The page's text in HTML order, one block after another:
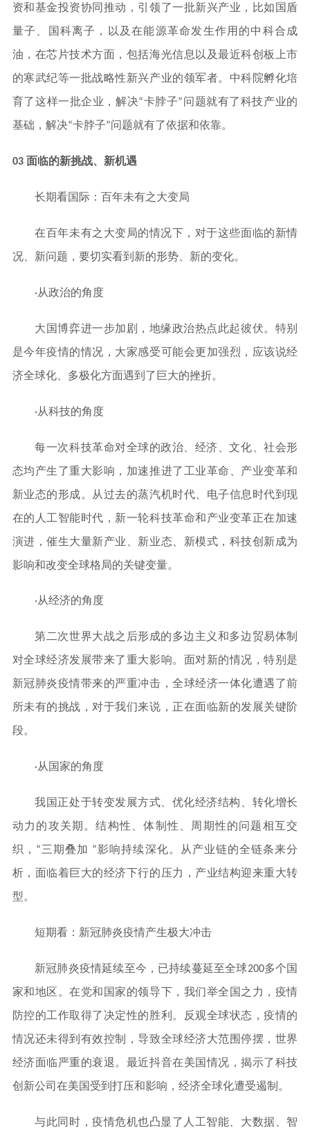
资和基金投资协同推动，引领了一批新兴产业，比如国盾
量子、国科离子，以及在能源革命发生作用的中科合成
油，在芯片技术方面，包括海光信息以及最近科创板上市
的寒武纪等一批战略性新兴产业的领军者。中科院孵化培
育了这样一批企业，解决“卡脖子”问题就有了科技产业的
基础，解决“卡脖子”问题就有了依据和依靠。
03 面临的新挑战、新机遇
长期看国际：百年未有之大变局
在百年未有之大变局的情况下，对于这些面临的新情
况、新问题，要切实看到新的形势、新的变化。
·从政治的角度
大国博弈进一步加剧，地缘政治热点此起彼伏。特别
是今年疫情的情况，大家感受可能会更加强烈，应该说经
济全球化、多极化方面遇到了巨大的挫折。
·从科技的角度
每一次科技革命对全球的政治、经济、文化、社会形
态均产生了重大影响，加速推进了工业革命、产业变革和
新业态的形成。从过去的蒸汽机时代、电子信息时代到现
在的人工智能时代，新一轮科技革命和产业变革正在加速
演进，催生大量新产业、新业态、新模式，科技创新成为
影响和改变全球格局的关键变量。
·从经济的角度
第二次世界大战之后形成的多边主义和多边贸易体制
对全球经济发展带来了重大影响。面对新的情况，特别是
新冠肺炎疫情带来的严重冲击，全球经济一体化遭遇了前
所未有的挑战，对于我们来说，正在面临新的发展关键阶
段。
·从国家的角度
我国正处于转变发展方式、优化经济结构、转化增长
动力的攻关期。结构性、体制性、周期性的问题相互交
织，“三期叠加 ”影响持续深化。从产业链的全链条来分
析，面临着巨大的经济下行的压力，产业结构迎来重大转
型。
短期看：新冠肺炎疫情产生极大冲击
新冠肺炎疫情延续至今，已持续蔓延至全球200多个国
家和地区。在党和国家的领导下，我们举全国之力，疫情
防控的工作取得了决定性的胜利。反观全球状态，疫情的
情况还未得到有效控制，导致全球经济大范围停摆，世界
经济面临严重的衰退。最近抖音在美国情况，揭示了科技
创新公司在美国受到打压和影响，经济全球化遭受遏制。
与此同时，疫情危机也凸显了人工智能、大数据、智